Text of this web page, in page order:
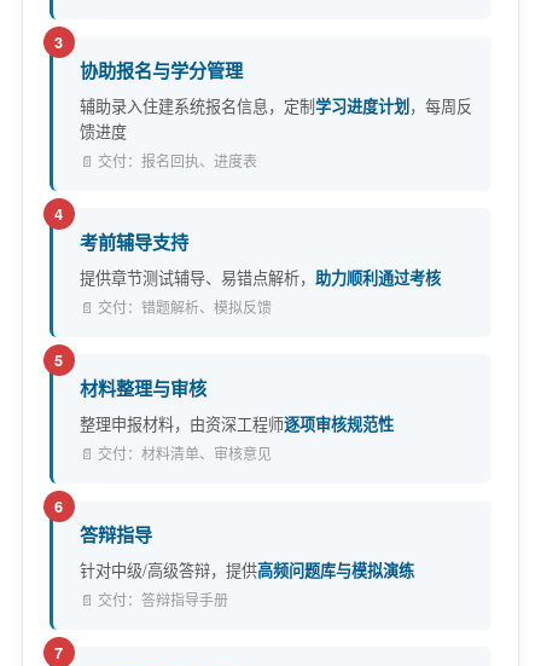
3
协助报名与学分管理
辅助录入住建系统报名信息，定制学习进度计划，每周反
馈进度
📄 交付：报名回执、进度表
4
考前辅导支持
提供章节测试辅导、易错点解析， 助力顺利通过考核
📄 交付：错题解析、模拟反馈
5
材料整理与审核
整理申报材料，由资深工程师逐项审核规范性
📄 交付：材料清单、审核意见
6
答辩指导
针对中级/高级答辩，提供高频问题库与模拟演练
📄 交付：答辩指导手册
7